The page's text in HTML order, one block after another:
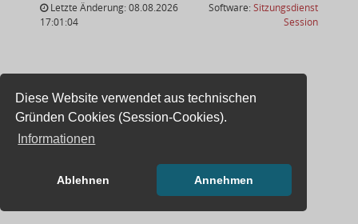
Diese Website verwendet aus technischen
Gründen Cookies (Session-Cookies).
Informationen
Ablehnen Annehmen
Letzte Änderung: 08.08.2026
17:01:04
Software:Sitzungsdienst
Session(Wird in